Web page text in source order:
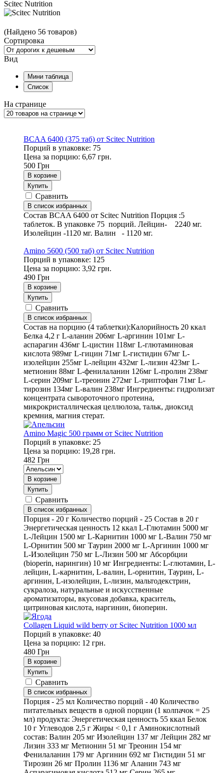
Scitec Nutrition
(Найдено 56 товаров)
Сортировка
Вид
Мини таблица
Список
На странице
BCAA 6400 (375 таб) от Scitec Nutrition
Порций в упаковке: 75
Цена за порцию: 6,67 грн.
500 Грн
В корзине
Купить
Сравнить
В список избранных
Состав BCAA 6400 от Scitec Nutrition Порция :5
таблеток. В упаковке 75 порций. Лейцин- 2240 мг.
Изолейцин -1120 мг. Валин - 1120 мг.
Amino 5600 (500 таб) от Scitec Nutrition
Порций в упаковке: 125
Цена за порцию: 3,92 грн.
490 Грн
В корзине
Купить
Сравнить
В список избранных
Состав на порцию (4 таблетки):Калорийность 20 ккал
Белка 4,2 г L-аланин 206мг L-аргинин 101мг L-
аспарагин 436мг L-цистин 118мг L-глютаминовая
кислота 989мг L-гицин 71мг L-гистидин 67мг L-
изолейцин 255мг L-лейцин 432мг L-лизин 423мг L-
метионин 88мг L-фенилаланин 126мг L-пролин 238мг
L-серин 209мг L-треонин 272мг L-триптофан 71мг L-
тирозин 134мг L-валин 238мг Ингредиенты: гидролизат
концентрата сывороточного протеина,
микрокристаллическая целлюлоза, тальк, диоксид
кремния, магния стерат.
Amino Magic 500 грамм от Scitec Nutrition
Порций в упаковке: 25
Цена за порцию: 19,28 грн.
482 Грн
В корзине
Купить
Сравнить
В список избранных
Порция - 20 г Количество порций - 25 Состав в 20 г
Энергетическая ценность 12 ккал L-Глютамин 5000 мг
L-Лейцин 1500 мг L-Карнитин 1000 мг L-Валин 750 мг
L-Орнитин 500 мг Таурин 2000 мг L-Аргинин 1000 мг
L-Изолейцин 750 мг L-Лизин 500 мг Абсорбции
(bioperin, нарингин) 10 мг Ингредиенты: L-глютамин, L-
лейцин, L-карнитин, L-валин, L-орнитин, Таурин, L-
аргинин, L-изолейцин, L-лизин, мальтодекстрин,
сукралоза, натуральные и искусственные
ароматизаторы, вкусовая добавка, краситель,
цитриновая кислота, наргинин, биоперин.
Collagen Liquid wild berry от Scitec Nutrition 1000 мл
Порций в упаковке: 40
Цена за порцию: 12 грн.
480 Грн
В корзине
Купить
Сравнить
В список избранных
Порция - 25 мл Количество порций - 40 Количество
питательных веществ в одной порции (1 колпачок = 25
мл) продукта: Энергетическая ценность 55 ккал Белок
10 г Углеводов 2,5 г Жиры < 0,1 г Аминокислотный
состав: Валин 205 мг Изолейцин 137 мг Лейцин 282 мг
Лизин 333 мг Метионин 51 мг Треонин 154 мг
Фенилаланин 179 мг Аргинин 692 мг Гистидин 51 мг
Тирозин 26 мг Пролин 1136 мг Аланин 743 мг